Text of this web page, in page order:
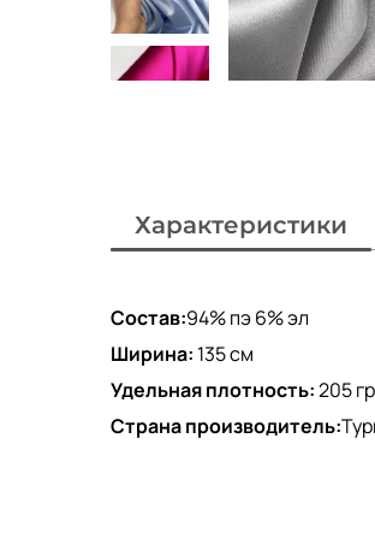
Характеристики
Состав:94% пэ 6% эл
Ширина: 135 см
Удельная плотность:205
Страна производитель: